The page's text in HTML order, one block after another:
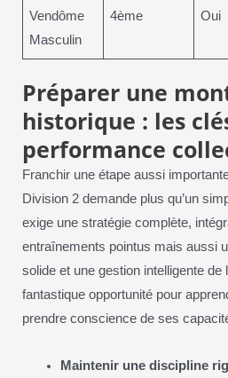
Vendôme
Masculin
4ème Oui
Préparer une
historique : les
performance
Franchir une étape aussi
Division 2 demande plus qu’un
exige une stratégie complète,
entraînements pointus mais aussi
solide et une gestion intelligente de
fantastique opportunité pour
prendre conscience de ses
Maintenir une discipline